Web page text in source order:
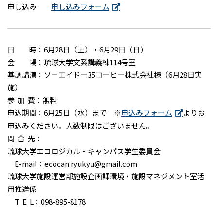
申し込み 申し込みフォーム
日 時：6月28日（土）・6月29日（日）
会 場：琉球大学文系講義棟114号室
基調講演：ソーエイドー35コーヒー株式会社様（6月28日実
施）
参 加 費：無料
申込期間：6月25日（水）まで ※申込みフォーム
よりお
申込みください。人数制限はございません。
問 合 先：
琉球大学エコロジカル・キャンパス学生委員会
E-mail：ecocan.ryukyu@gmail.com
琉球大学施設運営部施設企画課環境・施設マネジメント室活
用推進係
T E L：098-895-8178